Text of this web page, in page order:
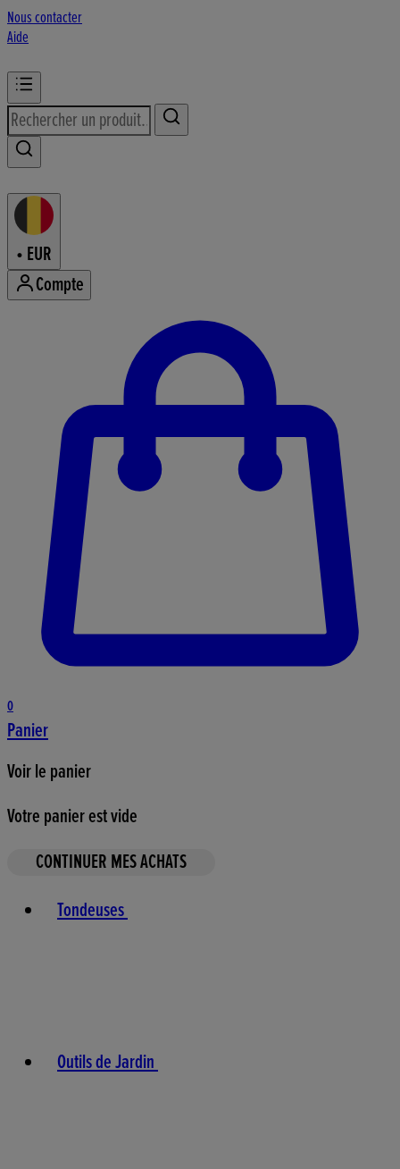
Nous contacter
Aide
• EUR
Compte
0
Panier
Voir le panier
Votre panier est vide
CONTINUER MES ACHATS
Tondeuses
Outils de Jardin